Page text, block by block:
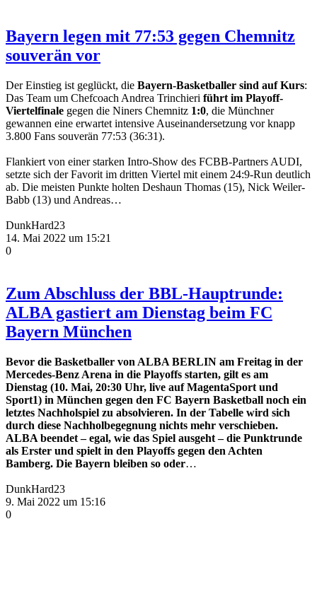
Bayern legen mit 77:53 gegen Chemnitz
souverän vor
Der Einstieg ist geglückt, die Bayern-Basketballer sind auf Kurs:
Das Team um Chefcoach Andrea Trinchieri führt im Playoff-
Viertelfinale gegen die Niners Chemnitz 1:0, die Münchner
gewannen eine erwartet intensive Auseinandersetzung vor knapp
3.800 Fans souverän 77:53 (36:31).
Flankiert von einer starken Intro-Show des FCBB-Partners AUDI,
setzte sich der Favorit im dritten Viertel mit einem 24:9-Run deutlich
ab. Die meisten Punkte holten Deshaun Thomas (15), Nick Weiler-
Babb (13) und Andreas…
DunkHard23
14. Mai 2022 um 15:21
0
Zum Abschluss der BBL-Hauptrunde:
ALBA gastiert am Dienstag beim FC
Bayern München
Bevor die Basketballer von ALBA BERLIN am Freitag in der
Mercedes-Benz Arena in die Playoffs starten, gilt es am
Dienstag (10. Mai, 20:30 Uhr, live auf MagentaSport und
Sport1) in München gegen den FC Bayern Basketball noch ein
letztes Nachholspiel zu absolvieren. In der Tabelle wird sich
durch diese Nachholbegegnung nichts mehr verschieben.
ALBA beendet – egal, wie das Spiel ausgeht – die Punktrunde
als Erster und spielt in den Playoffs gegen den Achten
Bamberg. Die Bayern bleiben so oder…
DunkHard23
9. Mai 2022 um 15:16
0